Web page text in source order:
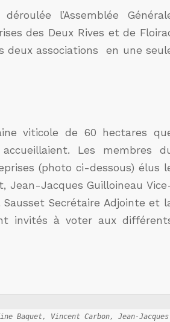
l’Assemblée
des Deux Rives et de
deux associations en une
viticole de 60 hectares
Les membres
(photo ci-dessous) élus
Jean-Jacques Guilloineau
Secrétaire Adjointe et
invités à voter aux
Baquet, Vincent Carbon, Jean-